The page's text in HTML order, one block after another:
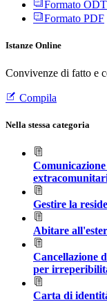
Formato ODT
Formato PDF
Istanze Online
Convivenze di fatto e
Compila
Nella stessa categoria
Gestire la
Abitare
Cancellazione
per
Carta di